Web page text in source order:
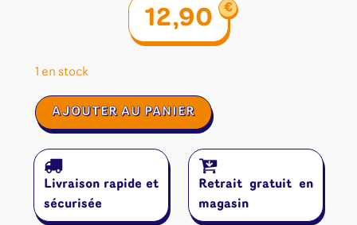
12,90 €
1 en stock
quantité
de
Circuit
AJOUTER AU PANIER
Livraison rapide et
sécurisée
Retrait gratuit en
magasin